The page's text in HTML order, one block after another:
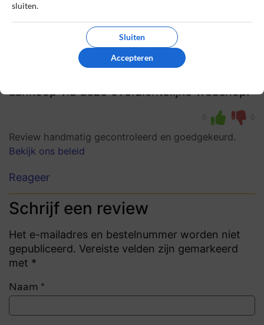
Beoordeling:
Snelle service, duurzaam aanbod
Snelle levering, duidelijke uitleg bij
producten en fijne keuze uit duurzame
aankoop via deze overzichtelijke webshop!
0 0
Review handmatig gecontroleerd en goedgekeurd.
Bekijk ons beleid
Reageer
Schrijf een review
Het e-mailadres en bestelnummer worden niet
gepubliceerd. Vereiste velden zijn gemarkeerd
met *
Naam *
sluiten.
Sluiten
Accepteren